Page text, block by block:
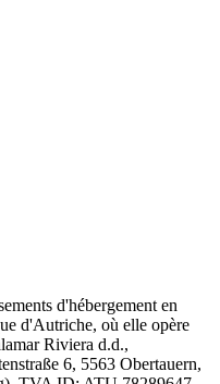
d'hébergement en
d'Autriche, où elle opère
Riviera d.d.,
6, 5563 Obertauern,